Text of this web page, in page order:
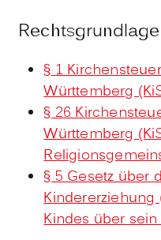
Rechtsgrundlage
§ 1
Württemberg
§ 26
Württemberg
§ 5 Gesetz über
Kindes über